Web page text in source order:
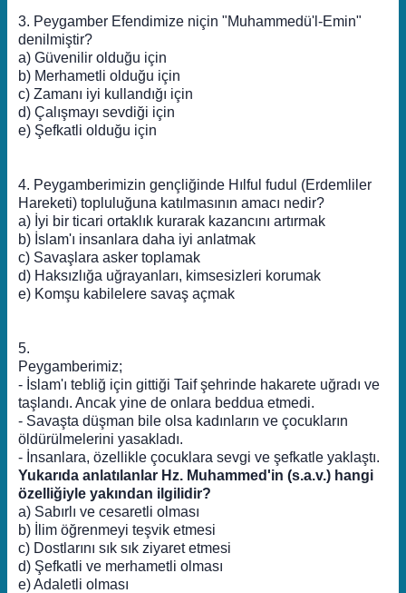
3. Peygamber Efendimize niçin "Muhammedü'l-Emin"
denilmiştir?
a) Güvenilir olduğu için
b) Merhametli olduğu için
c) Zamanı iyi kullandığı için
d) Çalışmayı sevdiği için
e) Şefkatli olduğu için
4. Peygamberimizin gençliğinde Hılful fudul (Erdemliler
Hareketi) topluluğuna katılmasının amacı nedir?
a) İyi bir ticari ortaklık kurarak kazancını artırmak
b) İslam'ı insanlara daha iyi anlatmak
c) Savaşlara asker toplamak
d) Haksızlığa uğrayanları, kimsesizleri korumak
e) Komşu kabilelere savaş açmak
5.
Peygamberimiz;
- İslam'ı tebliğ için gittiği Taif şehrinde hakarete uğradı ve
taşlandı. Ancak yine de onlara beddua etmedi.
- Savaşta düşman bile olsa kadınların ve çocukların
öldürülmelerini yasakladı.
- İnsanlara, özellikle çocuklara sevgi ve şefkatle yaklaştı.
Yukarıda anlatılanlar Hz. Muhammed'in (s.a.v.) hangi
özelliğiyle yakından ilgilidir?
a) Sabırlı ve cesaretli olması
b) İlim öğrenmeyi teşvik etmesi
c) Dostlarını sık sık ziyaret etmesi
d) Şefkatli ve merhametli olması
e) Adaletli olması